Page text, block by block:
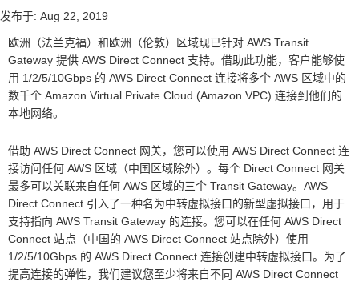
发布于: Aug 22, 2019
欧洲（法兰克福）和欧洲（伦敦）区域现已针对 AWS Transit
Gateway 提供 AWS Direct Connect 支持。借助此功能，客户能够使
用 1/2/5/10Gbps 的 AWS Direct Connect 连接将多个 AWS 区域中的
数千个 Amazon Virtual Private Cloud (Amazon VPC) 连接到他们的
本地网络。
借助 AWS Direct Connect 网关，您可以使用 AWS Direct Connect 连
接访问任何 AWS 区域（中国区域除外）。每个 Direct Connect 网关
最多可以关联来自任何 AWS 区域的三个 Transit Gateway。AWS
Direct Connect 引入了一种名为中转虚拟接口的新型虚拟接口，用于
支持指向 AWS Transit Gateway 的连接。您可以在任何 AWS Direct
Connect 站点（中国的 AWS Direct Connect 站点除外）使用
1/2/5/10Gbps 的 AWS Direct Connect 连接创建中转虚拟接口。为了
提高连接的弹性，我们建议您至少将来自不同 AWS Direct Connect